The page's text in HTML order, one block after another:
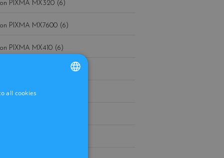
PIXMA MX320 (6)
PIXMA MX7600 (6)
PIXMA MX410 (6)
(5)
all cookies